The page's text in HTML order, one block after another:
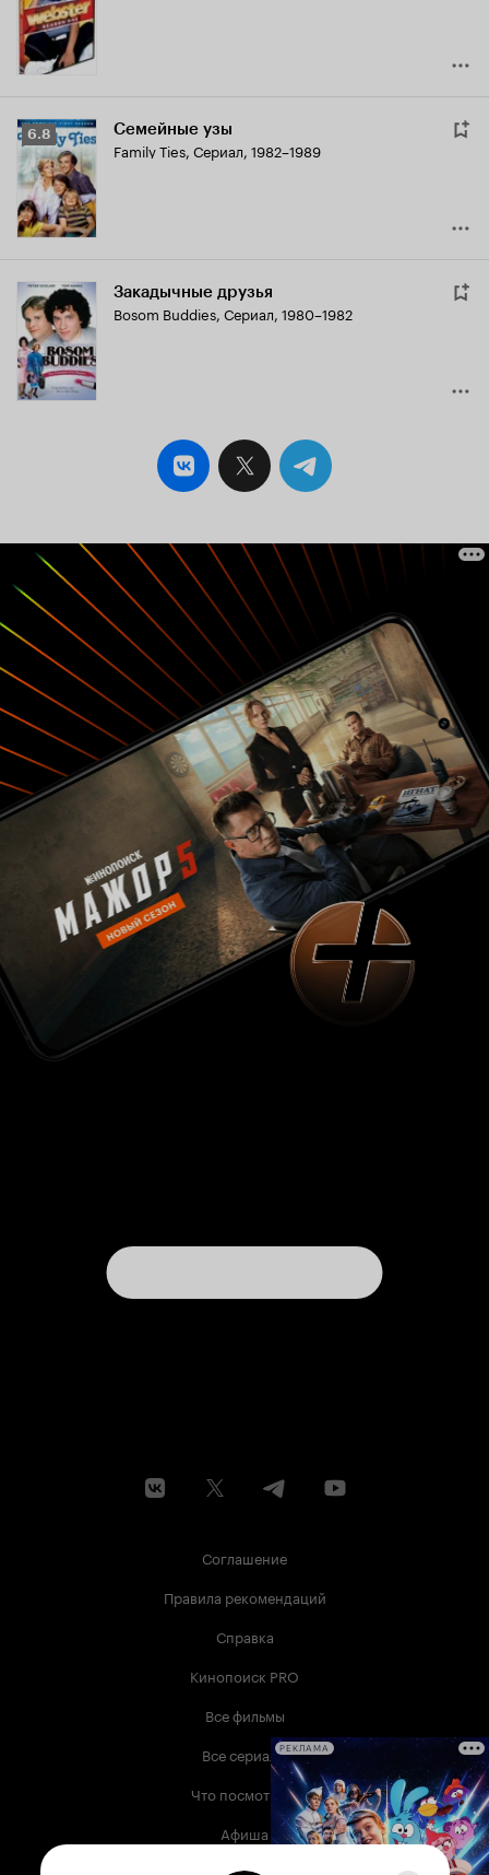
Рейтинг
Кинопоиска
6.8
6.8 Семейные узы
Family Ties, Сериал, 1982–1989
Закадычные друзья
Bosom Buddies, Сериал, 1980–1982
Соглашение
Правила рекомендаций
Справка
Кинопоиск PRO
Все фильмы
Все сериалы
Что посмотреть
Афиша
РЕКЛАМА